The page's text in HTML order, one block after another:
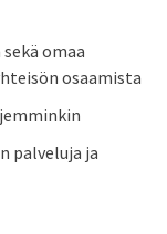
omaa
osaamista
palveluja ja